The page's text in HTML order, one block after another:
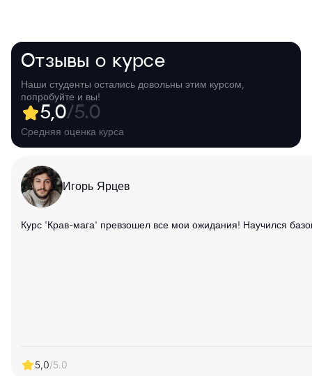
Отзывы о курсе
Наши студенты остались довольны этим курсом,
попробуйте и вы!
5,0/5.0
Средняя оценка курса
Игорь Ярцев
Курс 'Крав-мага' превзошел все мои ожидания! Научился
5,0/5.0